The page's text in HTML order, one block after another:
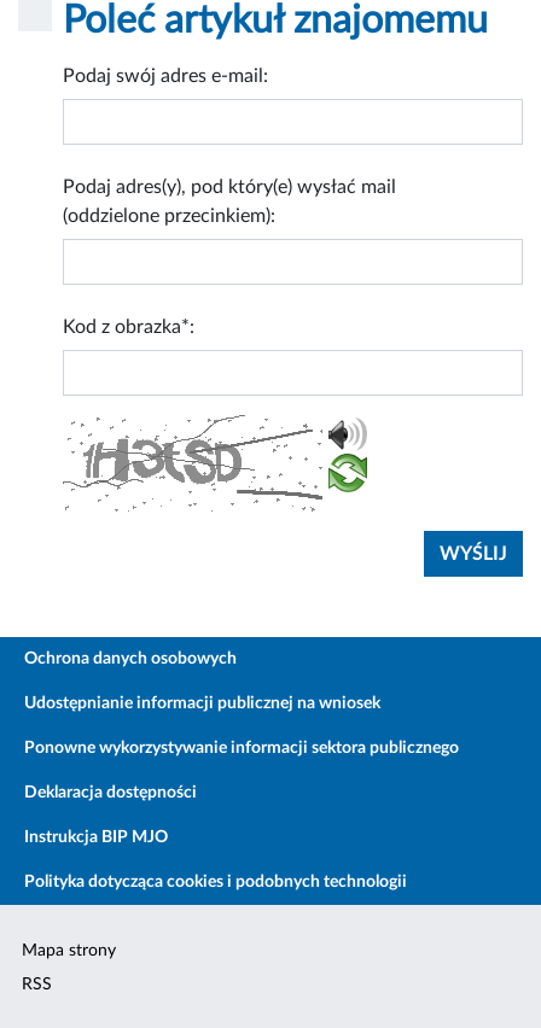
Poleć artykuł znajomemu
Podaj swój adres e-mail:
Podaj adres(y), pod który(e) wysłać mail
(oddzielone przecinkiem):
Kod z obrazka*:
Ochrona danych osobowych
Udostępnianie informacji publicznej na wniosek
Ponowne wykorzystywanie informacji sektora publicznego
Deklaracja dostępności
Instrukcja BIP MJO
Polityka dotycząca cookies i podobnych technologii
Mapa strony
RSS